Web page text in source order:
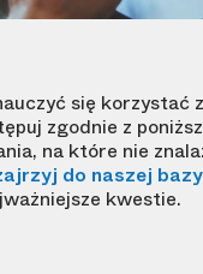
się korzystać
zgodnie z
na które nie
do naszej
kwestie.